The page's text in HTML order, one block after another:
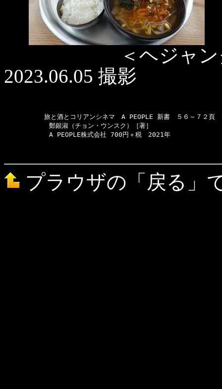
＜ヘジャンクク
2023.06.05 撮影
  　　　　　旅と酒とコリアンシネマ　A PEOPLE 新書　５６～７２頁
鄭銀淑（チョン・ウンスク）［著］
A PEOPLE株式会社 700円＋税　2021年
プラウザの「戻る」